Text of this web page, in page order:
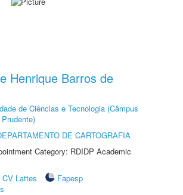
Henrique Barros de
de Ciências e Tecnologia (Câmpus
DE CARTOGRAFIA
Category: RDIDP Academic
CV Lattes
Fapesp